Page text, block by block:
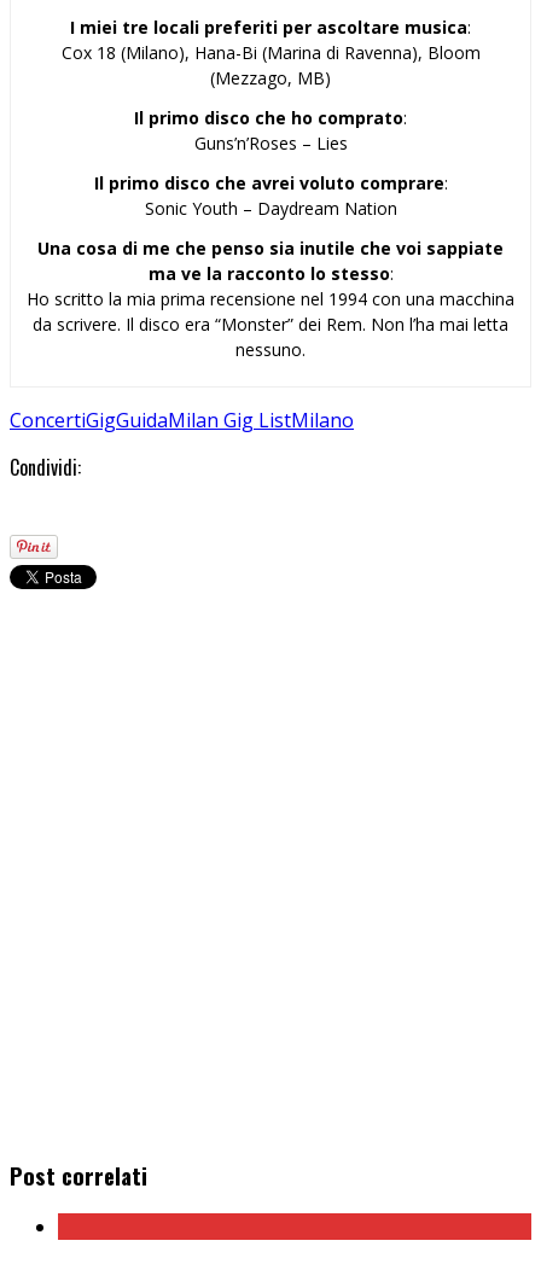
I miei tre locali preferiti per ascoltare musica:
Cox 18 (Milano), Hana-Bi (Marina di Ravenna), Bloom
(Mezzago, MB)
Il primo disco che ho comprato:
Guns’n’Roses – Lies
Il primo disco che avrei voluto comprare:
Sonic Youth – Daydream Nation
Una cosa di me che penso sia inutile che voi sappiate
ma ve la racconto lo stesso:
Ho scritto la mia prima recensione nel 1994 con una macchina
da scrivere. Il disco era “Monster” dei Rem. Non l’ha mai letta
nessuno.
ConcertiGigGuidaMilan Gig ListMilano
Condividi:
Post correlati